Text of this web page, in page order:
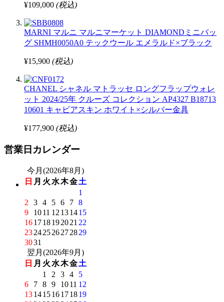
¥109,000 (税込)
MARNI マルニ マルニマーケット DIAMONDミニバッ
グ SHMH0050A0 テックウール エメラルド×ブラック
¥15,900 (税込)
CHANEL シャネル マトラッセ ロングフラップウォレ
ット 2024/25年 クルーズ コレクション AP4327 B18713
10601 キャビアスキン ホワイト×シルバー金具
¥177,900 (税込)
営業日カレンダー
今月(2026年8月)
日 月 火 水木金土
1
2
3 4 5 6 7 8
9
1011 12 131415
161718192021 22
23242526272829
3031
翌月(2026年9月)
日 月 火 水木金土
1
2 3 4
5
6
7 8 9 1011 12
13141516171819